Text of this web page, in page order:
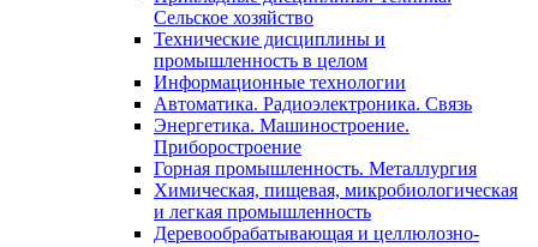
Сельское хозяйство
Технические дисциплины и
промышленность в целом
Информационные технологии
Автоматика. Радиоэлектроника. Связь
Энергетика. Машиностроение.
Приборостроение
Горная промышленность. Металлургия
Химическая, пищевая, микробиологическая
и легкая промышленность
Деревообрабатывающая и целлюлозно-